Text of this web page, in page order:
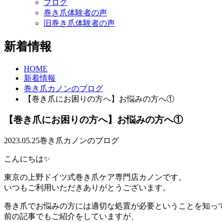
ブログ
巻き爪体験者の声
旧巻き爪体験者の声
新着情報
HOME
新着情報
巻き爪カノンのブログ
【巻き爪にお困りの方へ】お悩みの方へ①
【巻き爪にお困りの方へ】お悩みの方へ①
2023.05.25巻き爪カノンのブログ
こんにちは✨
東京の上野ドイツ式巻き爪ケア専門店カノンです。
いつもご利用いただきありがとうございます。
巻き爪でお悩みの方には適切な処置が必要ということを知っ
前の記事でもご紹介をしていますが、